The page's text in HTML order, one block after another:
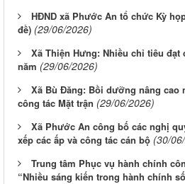
HĐND xã Phước An tổ chức Kỳ
đề) (29/06/2026)
Xã Thiện Hưng: Nhiều chỉ tiêu đạt
năm (29/06/2026)
Xã Bù Đăng: Bồi dưỡng nâng cao
công tác Mặt trận (29/06/2026)
Xã Phước An công bố các nghị
xếp các ấp và công tác cán bộ (30/
Trung tâm Phục vụ hành chính
“Nhiều sáng kiến trong hành chính